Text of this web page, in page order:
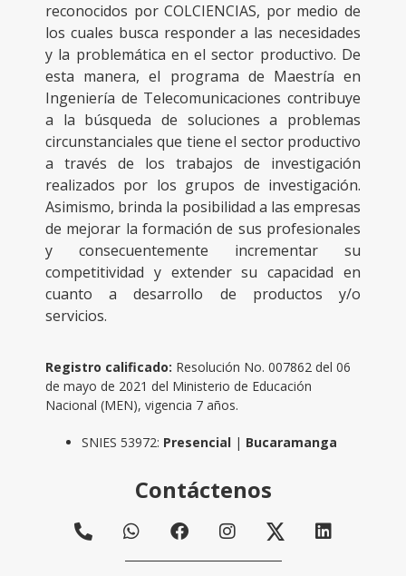
reconocidos por COLCIENCIAS, por medio de
los cuales busca responder a las necesidades
y la problemática en el sector productivo. De
esta manera, el programa de Maestría en
Ingeniería de Telecomunicaciones contribuye
a la búsqueda de soluciones a problemas
circunstanciales que tiene el sector productivo
a través de los trabajos de investigación
realizados por los grupos de investigación.
Asimismo, brinda la posibilidad a las empresas
de mejorar la formación de sus profesionales
y consecuentemente incrementar su
competitividad y extender su capacidad en
cuanto a desarrollo de productos y/o
servicios.
Registro calificado: Resolución No. 007862 del 06
de mayo de 2021 del Ministerio de Educación
Nacional (MEN), vigencia 7 años.
SNIES 53972: Presencial | Bucaramanga
Contáctenos